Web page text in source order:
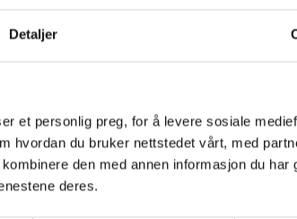
Detaljer
et personlig preg, for å levere sosiale
hvordan du bruker nettstedet vårt, med
den med annen informasjon du har
deres.
MSDS
Datablad